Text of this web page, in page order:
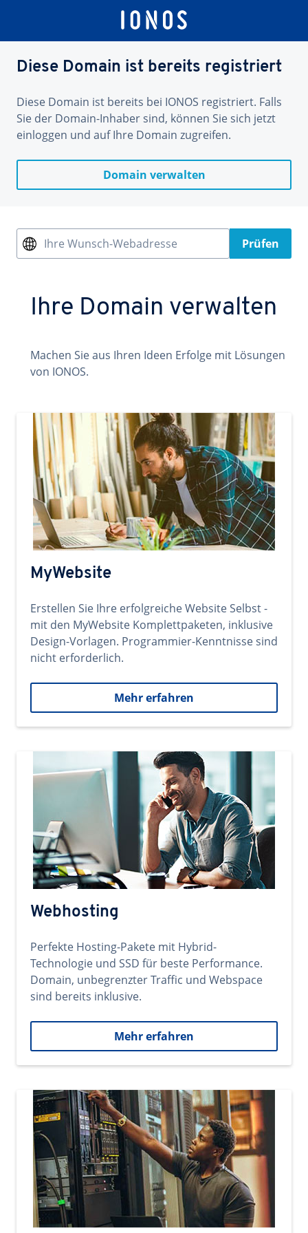
Diese Domain ist bereits registriert
Diese Domain ist bereits bei IONOS registriert. Falls
Sie der Domain-Inhaber sind, können Sie sich jetzt
einloggen und auf Ihre Domain zugreifen.
Domain verwalten
Ihre Wunsch-Webadresse Prüfen
Ihre Domain verwalten
Machen Sie aus Ihren Ideen Erfolge mit Lösungen
von IONOS.
MyWebsite
Erstellen Sie Ihre erfolgreiche Website Selbst -
mit den MyWebsite Komplettpaketen, inklusive
Design-Vorlagen. Programmier-Kenntnisse sind
nicht erforderlich.
Mehr erfahren
Webhosting
Perfekte Hosting-Pakete mit Hybrid-
Technologie und SSD für beste Performance.
Domain, unbegrenzter Traffic und Webspace
sind bereits inklusive.
Mehr erfahren